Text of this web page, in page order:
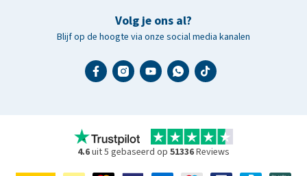
Volg je ons al?
Blijf op de hoogte via onze social media kanalen
4.6uit 5 gebaseerd op 51336Reviews